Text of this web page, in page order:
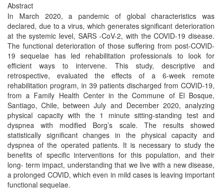
Abstract
In March 2020, a pandemic of global characteristics was
declared, due to a virus, which generates significant deterioration
at the systemic level, SARS -CoV-2, with the COVID-19 disease.
The functional deterioration of those suffering from post-COVID-
19 sequelae has led rehabilitation professionals to look for
efficient ways to intervene. This study, descriptive and
retrospective, evaluated the effects of a 6-week remote
rehabilitation program, in 39 patients discharged from COVID-19,
from a Family Health Center in the Commune of El Bosque,
Santiago, Chile, between July and December 2020, analyzing
physical capacity with the 1 minute sitting-standing test and
dyspnea with modified Borg’s scale. The results showed
statistically significant changes in the physical capacity and
dyspnea of the operated patients. It is necessary to study the
benefits of specific interventions for this population, and their
long- term impact, understanding that we live with a new disease,
a prolonged COVID, which even in mild cases is leaving important
functional sequelae.